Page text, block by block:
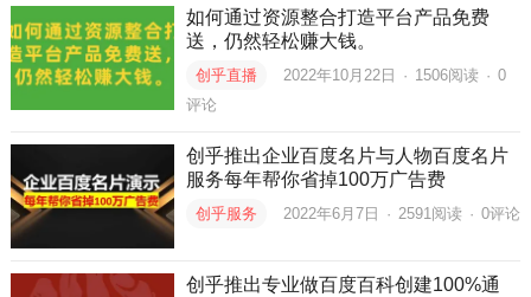
如何通过资源整合打造平台产品免费
送，仍然轻松赚大钱。
创乎直播 2022年10月22日 · 1506阅读 · 0
评论
创乎推出企业百度名片与人物百度名片
服务每年帮你省掉100万广告费
创乎服务 2022年6月7日 · 2591 阅读 · 0评论
创乎推出专业做百度百科创建100%通